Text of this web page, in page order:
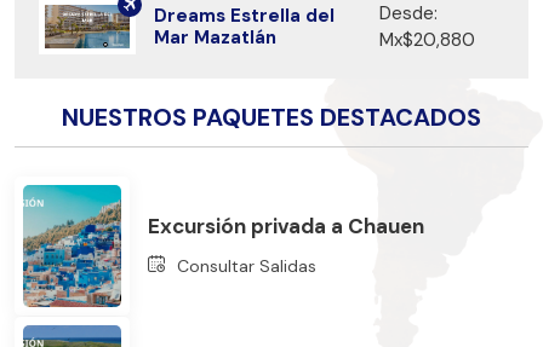
Dreams Estrella del
Mar Mazatlán
Desde:
Mx$20,880
NUESTROS PAQUETES DESTACADOS
Excursión privada a Chauen
Consultar Salidas